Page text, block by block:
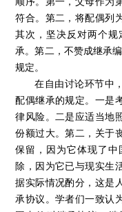
善”，由吉林大学法学
院陈苇教授为主题报告
人。
在主题报告环节中
序应予调整：第一，建
在后面顺序，兄弟姐妹
定顺序。第四，增加
母、祖父母、外祖父母
生使用权。建议：第九
第一顺序：子女。
第二顺序：父母。
第三顺序：兄弟姐
第四顺序：祖父母